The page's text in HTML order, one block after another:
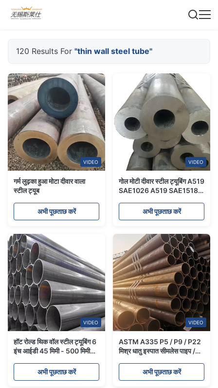
120 Results For "thin wall steel tube"
VIDEO
गर्म लुढ़का हुआ मोटा दीवार वाला
स्टील ट्यूब
अभी पूछताछ करें
VIDEO
गोल मोटी दीवार स्टील ट्यूबिंग A519
SAE1026 A519 SAE1518,
अभी पूछताछ करें
VIDEO
हॉट रोल्ड थिक वॉल स्टील ट्यूबिंग 6
इंच आईडी 45 मिमी - 500 मिमी
अभी पूछताछ करें
VIDEO
ASTM A335 P5 / P9 / P22
मिश्र धातु इस्पात सीमलेस पाइप /
दीवार स्टील ट्यूबिंग
अभी पूछताछ करें